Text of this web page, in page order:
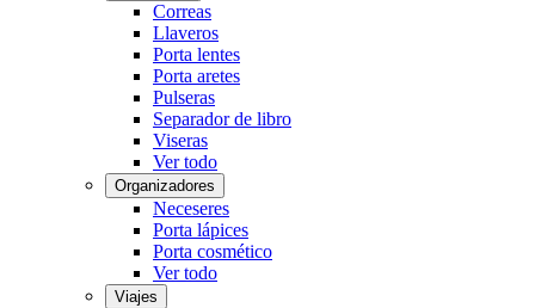
Correas
Llaveros
Porta lentes
Porta aretes
Pulseras
Separador de libro
Viseras
Ver todo
Organizadores
Neceseres
Porta lápices
Porta cosmético
Ver todo
Viajes